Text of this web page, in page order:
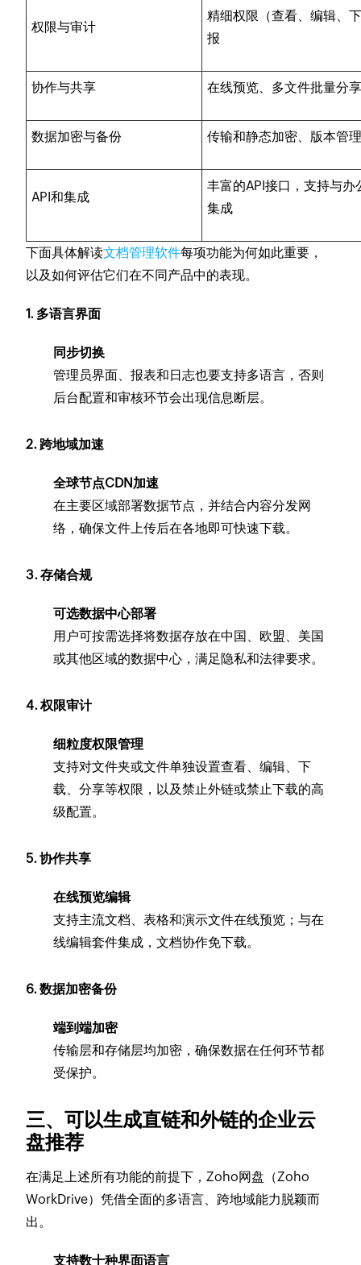
权限与审计
精细权限（查看、编辑、
报
协作与共享 在线预览、多文件批量分
数据加密与备份 传输和静态加密、版本管
API和集成
丰富的API接口，支持与
集成
下面具体解读文档管理软件每项功能为何如此重要，
以及如何评估它们在不同产品中的表现。
1. 多语言界面
同步切换
管理员界面、报表和日志也要支持多语言，否则
后台配置和审核环节会出现信息断层。
2. 跨地域加速
全球节点CDN加速
在主要区域部署数据节点，并结合内容分发网
络，确保文件上传后在各地即可快速下载。
3. 存储合规
可选数据中心部署
用户可按需选择将数据存放在中国、欧盟、美国
或其他区域的数据中心，满足隐私和法律要求。
4. 权限审计
细粒度权限管理
支持对文件夹或文件单独设置查看、编辑、下
载、分享等权限，以及禁止外链或禁止下载的高
级配置。
5. 协作共享
在线预览编辑
支持主流文档、表格和演示文件在线预览；与在
线编辑套件集成，文档协作免下载。
6. 数据加密备份
端到端加密
传输层和存储层均加密，确保数据在任何环节都
受保护。
三、可以生成直链和外链的企业云
盘推荐
在满足上述所有功能的前提下，Zoho网盘（Zoho
WorkDrive）凭借全面的多语言、跨地域能力脱颖而
出。
支持数十种界面语言